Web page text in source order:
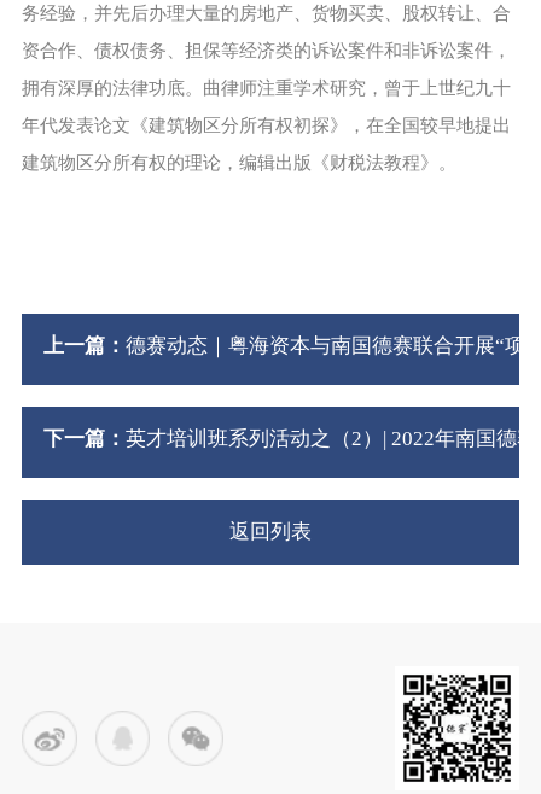
务经验，并先后办理大量的房地产、货物买卖、股权转让、合
资合作、债权债务、担保等经济类的诉讼案件和非诉讼案件，
拥有深厚的法律功底。曲律师注重学术研究，曾于上世纪九十
年代发表论文《建筑物区分所有权初探》，在全国较早地提出
建筑物区分所有权的理论，编辑出版《财税法教程》。
上一篇： 德赛动态｜粤海资本与南国德赛联合开展“项
下一篇： 英才培训班系列活动之（2）| 2022年南国德
返回列表